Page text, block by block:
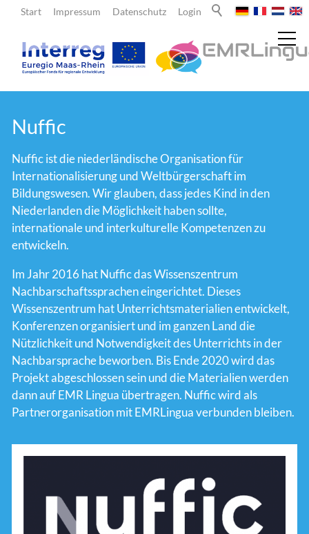
Login
Datenschutz
Impressum
Start
Über uns
Lehrende
Team
Nuffic
Nuffic ist die niederländische Organisation für
Internationalisierung und Weltbürgerschaft im
Bildungswesen. Wir glauben, dass jedes Kind in den
Niederlanden die Möglichkeit haben sollte,
internationale und interkulturelle Kompetenzen zu
entwickeln.
Im Jahr 2016 hat Nuffic das Wissenszentrum
Nachbarschaftssprachen eingerichtet. Dieses
Wissenszentrum hat Unterrichtsmaterialien entwickelt,
Konferenzen organisiert und im ganzen Land die
Nützlichkeit und Notwendigkeit des Unterrichts in der
Nachbarsprache beworben. Bis Ende 2020 wird das
Projekt abgeschlossen sein und die Materialien werden
dann auf EMR Lingua übertragen. Nuffic wird als
Partnerorganisation mit EMRLingua verbunden bleiben.